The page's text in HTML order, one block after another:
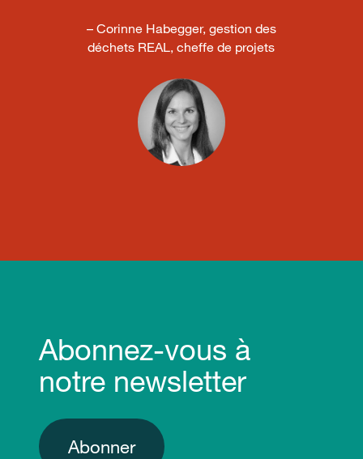
– Corinne Habegger, gestion des
déchets REAL, cheffe de projets
Abonnez-vous à
notre newsletter
Abonner